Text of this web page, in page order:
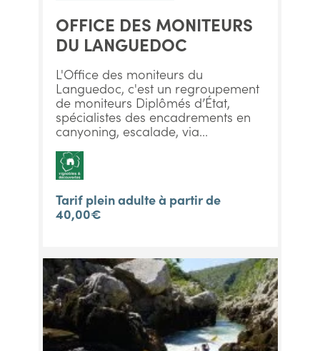
OFFICE DES MONITEURS
DU LANGUEDOC
L'Office des moniteurs du
Languedoc, c'est un regroupement
de moniteurs Diplômés d’État,
spécialistes des encadrements en
canyoning, escalade, via...
Tarif plein adulte à partir de
40,00€